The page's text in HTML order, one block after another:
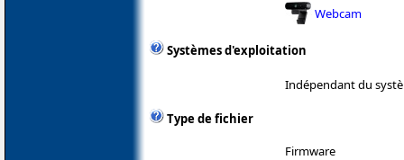
Webcam
Systèmes d'exploitation
Indépendant du
Type de fichier
Firmware